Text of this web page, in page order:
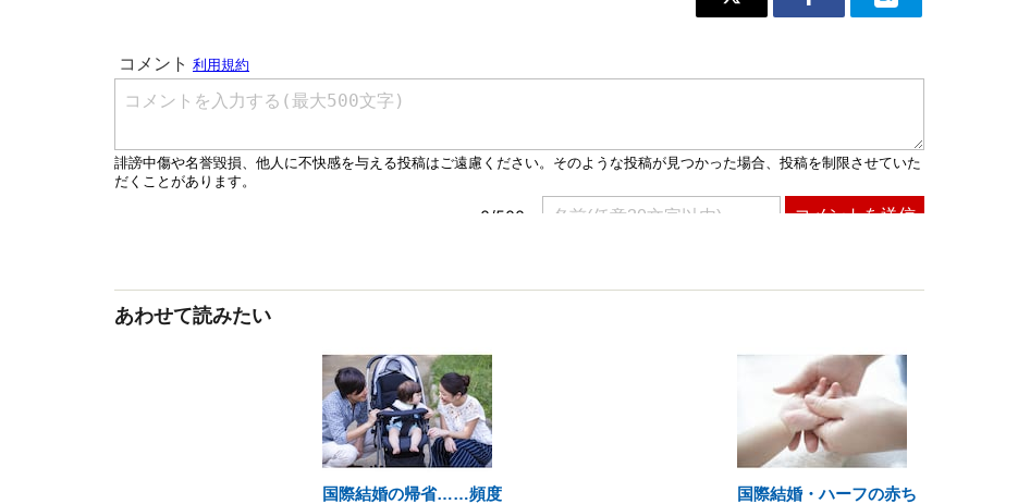
あわせて読みたい
国際結婚の帰省……頻度
国際結婚・ハーフの赤ち